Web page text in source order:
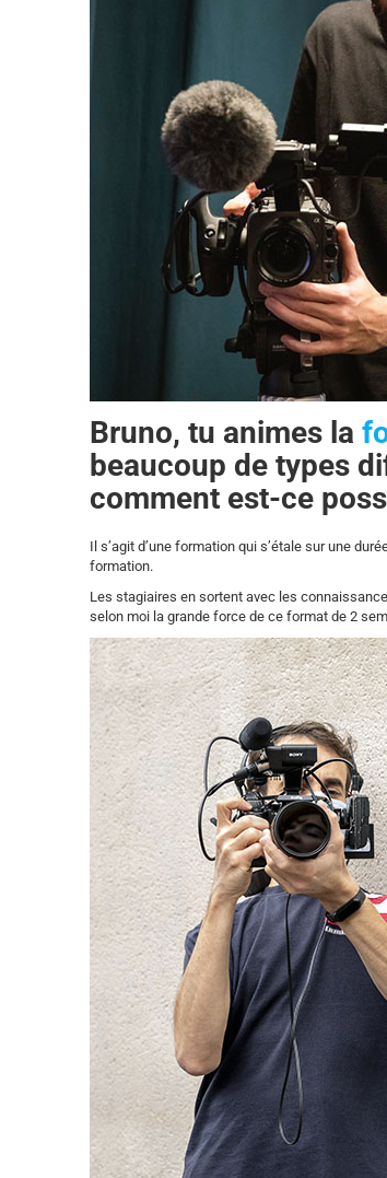
Bruno, tu animes la
beaucoup de types
comment est-ce
Il s’agit d’une formation qui s’étale sur une
formation.
Les stagiaires en sortent avec les
selon moi la grande force de ce format de 2